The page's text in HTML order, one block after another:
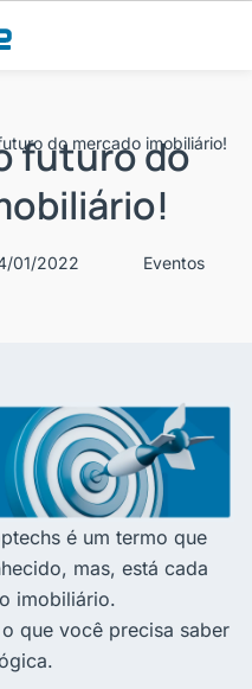
do mercado imobiliário!
futuro do
01/2022 Eventos
é um termo que
mas, está cada
imobiliário.
que você precisa saber